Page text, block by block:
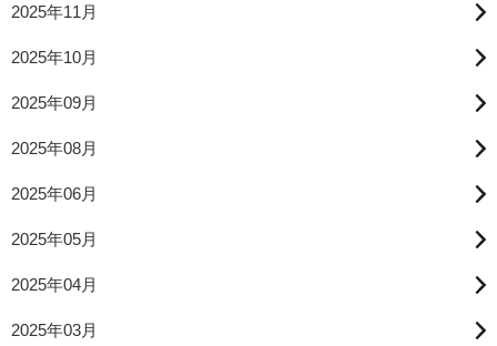
2025年11月
2025年10月
2025年09月
2025年08月
2025年06月
2025年05月
2025年04月
2025年03月